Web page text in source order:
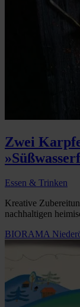
Zwei
Essen & Trinken
Kreative
nachhaltigen
BIORAMA